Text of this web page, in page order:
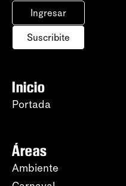
Ingresar
Suscribite
Inicio
Portada
Áreas
Ambiente